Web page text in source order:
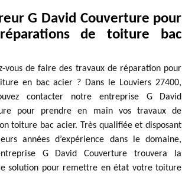
G David Couverture pour
de toiture bac
vous de faire des travaux de réparation pour
en bac acier ? Dans le Louviers 27400,
contacter notre entreprise G David
pour prendre en main vos travaux de
toiture bac acier. Très qualifiée et disposant
années d’expérience dans le domaine,
G David Couverture trouvera la
solution pour remettre en état votre toiture